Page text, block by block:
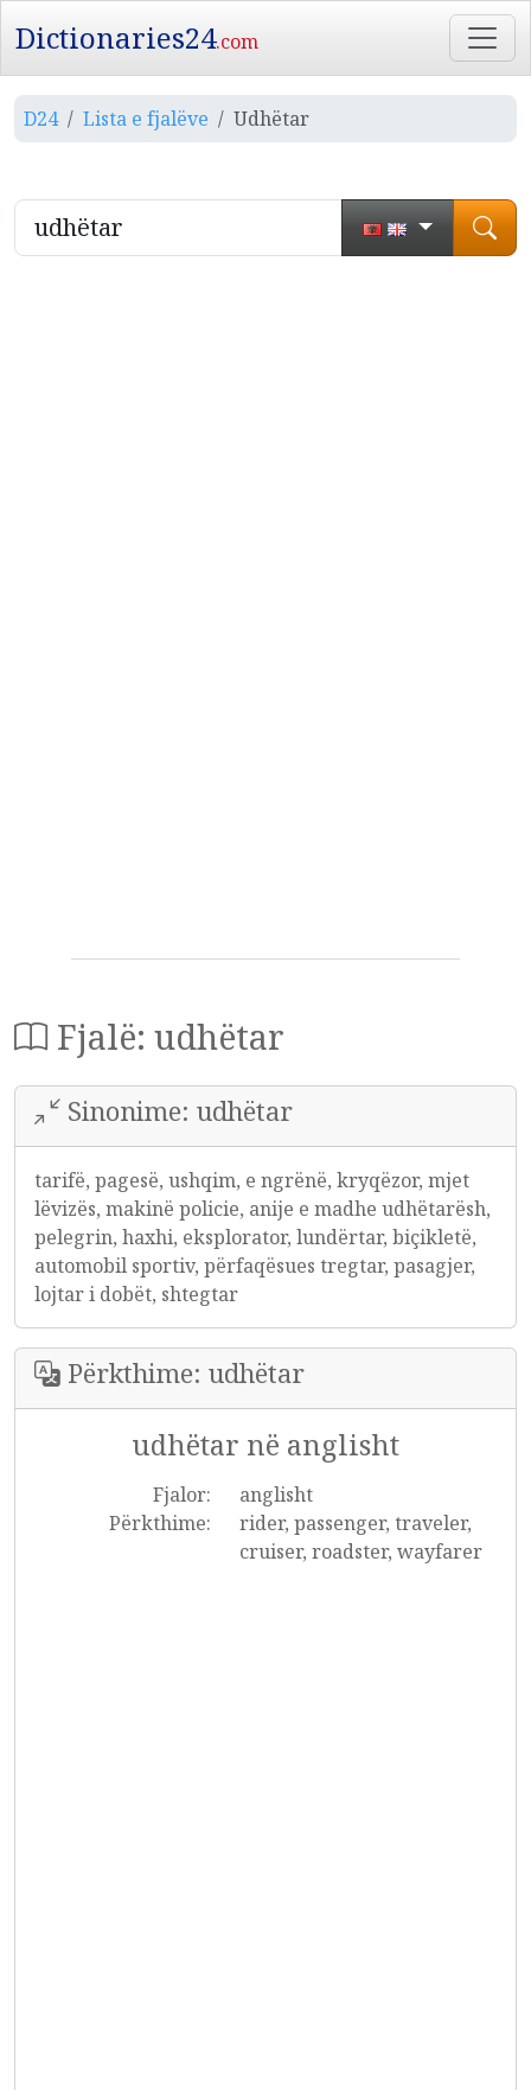
Dictionaries24.com
D24 Lista e fjalëve Udhëtar
Fjalë: udhëtar
Sinonime: udhëtar
tarifë, pagesë, ushqim, e ngrënë, kryqëzor, mjet
lëvizës, makinë policie, anije e madhe udhëtarësh,
pelegrin, haxhi, eksplorator, lundërtar, biçikletë,
automobil sportiv, përfaqësues tregtar, pasagjer,
lojtar i dobët, shtegtar
Përkthime: udhëtar
udhëtar në anglisht
Fjalor:
anglisht
Përkthime:
rider, passenger, traveler,
cruiser, roadster, wayfarer